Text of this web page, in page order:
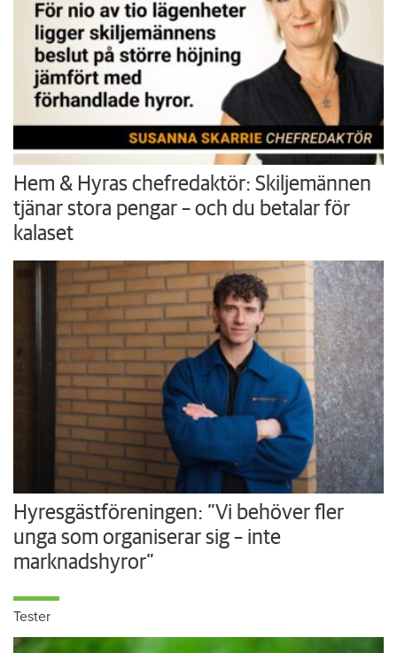
Hem & Hyras chefredaktör: Skiljemännen
tjänar stora pengar – och du betalar för
kalaset
Hyresgästföreningen: ”Vi behöver fler
unga som organiserar sig – inte
marknadshyror”
Tester